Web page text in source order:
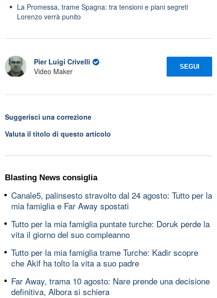
La Promessa, trame Spagna: tra tensioni e piani segreti
Lorenzo verrà punito
Pier Luigi Crivelli
Video Maker
SEGUI
Suggerisci una correzione
Valuta il titolo di questo articolo
Blasting News consiglia
Canale5, palinsesto stravolto dal 24 agosto: Tutto per la
mia famiglia e Far Away spostati
Tutto per la mia famiglia puntate turche: Doruk perde la
vita il giorno del suo compleanno
Tutto per la mia famiglia trame Turche: Kadir scopre
che Akif ha tolto la vita a suo padre
Far Away, trama 10 agosto: Nare prende una decisione
definitiva, Albora si schiera